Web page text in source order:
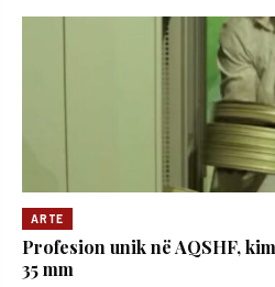
ARTE
Profesion unik në AQSHF,
35 mm